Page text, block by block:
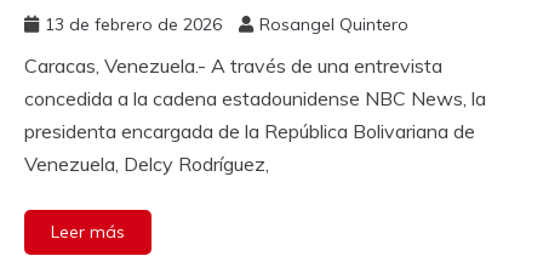
13 de febrero de 2026 Rosangel Quintero
Caracas, Venezuela.- A través de una entrevista
concedida a la cadena estadounidense NBC News, la
presidenta encargada de la República Bolivariana de
Venezuela, Delcy Rodríguez,
Leer más